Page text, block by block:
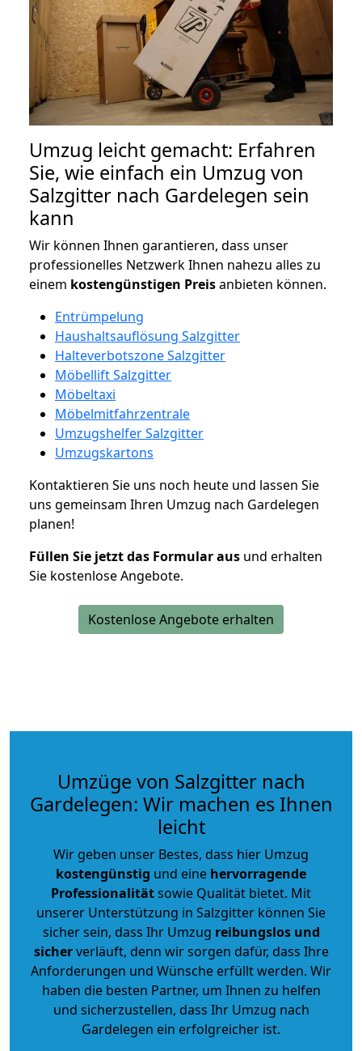
Umzug leicht gemacht: Erfahren
Sie, wie einfach ein Umzug von
Salzgitter nach Gardelegen sein
kann
Wir können Ihnen garantieren, dass unser
professionelles Netzwerk Ihnen nahezu alles zu
einem kostengünstigen Preisanbieten können.
Entrümpelung
Haushaltsauflösung Salzgitter
Halteverbotszone Salzgitter
Möbellift Salzgitter
Möbeltaxi
Möbelmitfahrzentrale
Umzugshelfer Salzgitter
Umzugskartons
Kontaktieren Sie uns noch heute und lassen Sie
uns gemeinsam Ihren Umzug nach Gardelegen
planen!
Füllen Sie jetzt das Formular aus und erhalten
Sie kostenlose Angebote.
Kostenlose Angebote erhalten
Umzüge von Salzgitter nach
Gardelegen: Wir machen es Ihnen
leicht
Wir geben unser Bestes, dass hier Umzug
kostengünstig und eine hervorragende
Professionalitätsowie Qualität bietet. Mit
unserer Unterstützung in Salzgitter können Sie
sicher sein, dass Ihr Umzug reibungslos und
sicherverläuft, denn wir sorgen dafür, dass Ihre
Anforderungen und Wünsche erfüllt werden. Wir
haben die besten Partner, um Ihnen zu helfen
und sicherzustellen, dass Ihr Umzug nach
Gardelegen ein erfolgreicher ist.